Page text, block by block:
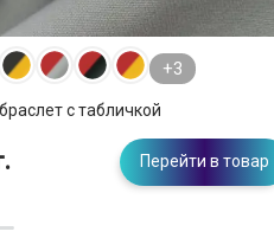
+3
с табличкой
Перейти в товар